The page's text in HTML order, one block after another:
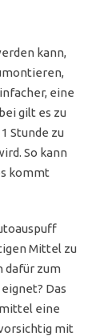
kann,
eine
gilt es zu
Stunde zu
So kann
kommt
Mittel zu
dafür zum
Das
eine
mit